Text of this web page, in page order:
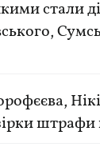
стали
штрафи